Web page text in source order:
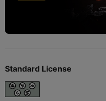
Standard License